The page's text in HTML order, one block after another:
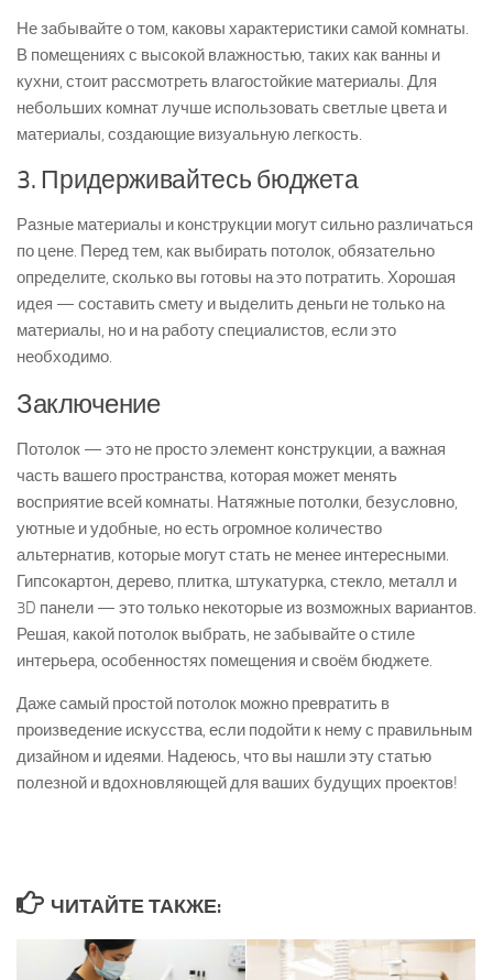
Не забывайте о том, каковы характеристики самой комнаты.
В помещениях с высокой влажностью, таких как ванны и
кухни, стоит рассмотреть влагостойкие материалы. Для
небольших комнат лучше использовать светлые цвета и
материалы, создающие визуальную легкость.
3. Придерживайтесь бюджета
Разные материалы и конструкции могут сильно различаться
по цене. Перед тем, как выбирать потолок, обязательно
определите, сколько вы готовы на это потратить. Хорошая
идея — составить смету и выделить деньги не только на
материалы, но и на работу специалистов, если это
необходимо.
Заключение
Потолок — это не просто элемент конструкции, а важная
часть вашего пространства, которая может менять
восприятие всей комнаты. Натяжные потолки, безусловно,
уютные и удобные, но есть огромное количество
альтернатив, которые могут стать не менее интересными.
Гипсокартон, дерево, плитка, штукатурка, стекло, металл и
3D панели — это только некоторые из возможных вариантов.
Решая, какой потолок выбрать, не забывайте о стиле
интерьера, особенностях помещения и своём бюджете.
Даже самый простой потолок можно превратить в
произведение искусства, если подойти к нему с правильным
дизайном и идеями. Надеюсь, что вы нашли эту статью
полезной и вдохновляющей для ваших будущих проектов!
ЧИТАЙТЕ ТАКЖЕ: